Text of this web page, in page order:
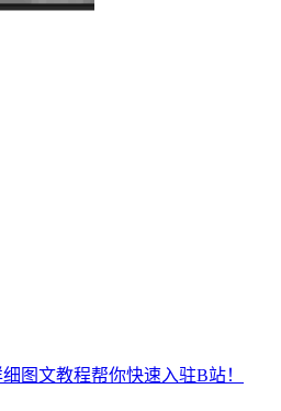
图文教程帮你快速入驻B站！